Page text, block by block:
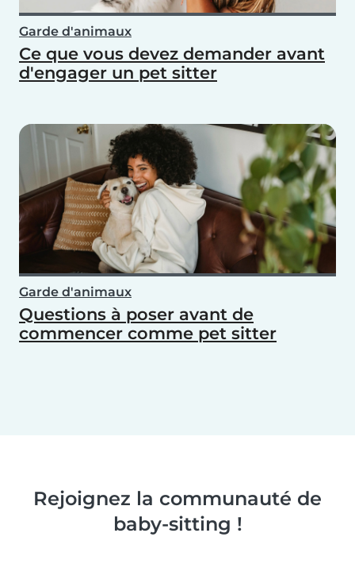
Garde d'animaux
Ce que vous devez demander avant
d'engager un pet sitter
Garde d'animaux
Questions à poser avant de
commencer comme pet sitter
Rejoignez la communauté de
baby-sitting !